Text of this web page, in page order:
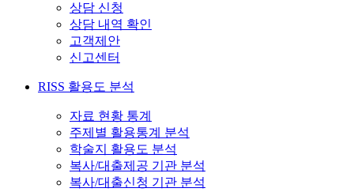
상담 신청
상담 내역 확인
고객제안
신고센터
RISS 활용도 분석
자료 현황 통계
주제별 활용통계 분석
학술지 활용도 분석
복사/대출제공 기관 분석
복사/대출신청 기관 분석